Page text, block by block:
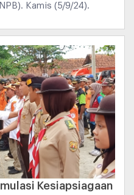
Kamis (5/9/24).
Kesiapsiagaan